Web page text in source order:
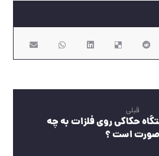
قبلی
حکاکی روی فلزات به چه
صورت است ؟